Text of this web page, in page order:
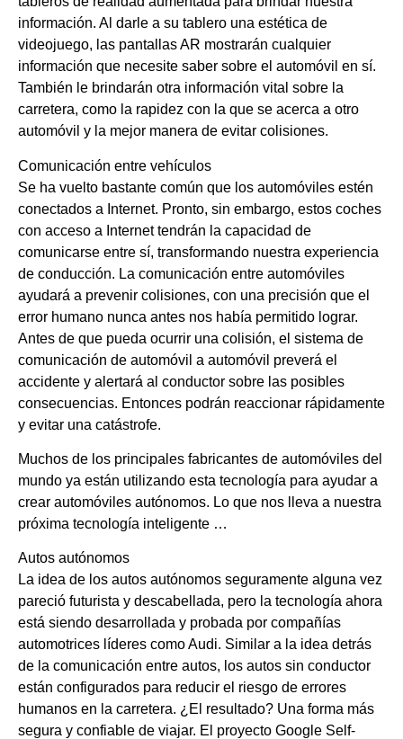
información. Al darle a su tablero una estética de
videojuego, las pantallas AR mostrarán cualquier
información que necesite saber sobre el automóvil en sí.
También le brindarán otra información vital sobre la
carretera, como la rapidez con la que se acerca a otro
automóvil y la mejor manera de evitar colisiones.
Comunicación entre vehículos
Se ha vuelto bastante común que los automóviles estén
conectados a Internet. Pronto, sin embargo, estos coches
con acceso a Internet tendrán la capacidad de
comunicarse entre sí, transformando nuestra experiencia
de conducción. La comunicación entre automóviles
ayudará a prevenir colisiones, con una precisión que el
error humano nunca antes nos había permitido lograr.
Antes de que pueda ocurrir una colisión, el sistema de
comunicación de automóvil a automóvil preverá el
accidente y alertará al conductor sobre las posibles
consecuencias. Entonces podrán reaccionar rápidamente
y evitar una catástrofe.
Muchos de los principales fabricantes de automóviles del
mundo ya están utilizando esta tecnología para ayudar a
crear automóviles autónomos. Lo que nos lleva a nuestra
próxima tecnología inteligente …
Autos autónomos
La idea de los autos autónomos seguramente alguna vez
pareció futurista y descabellada, pero la tecnología ahora
está siendo desarrollada y probada por compañías
automotrices líderes como Audi. Similar a la idea detrás
de la comunicación entre autos, los autos sin conductor
están configurados para reducir el riesgo de errores
humanos en la carretera. ¿El resultado? Una forma más
segura y confiable de viajar. El proyecto Google Self-